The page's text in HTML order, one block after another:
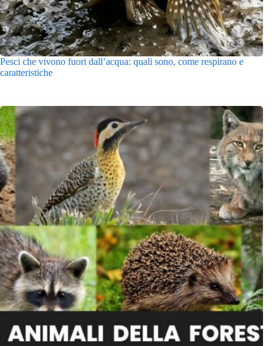
Pesci che vivono fuori dall’acqua: quali sono, come respirano e
caratteristiche